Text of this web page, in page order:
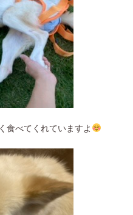
食べてくれていますよ